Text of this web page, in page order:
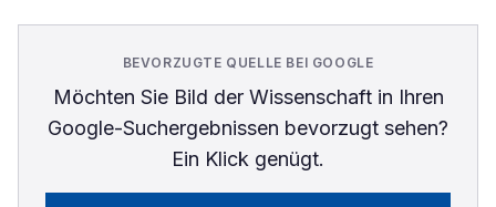
BEVORZUGTE QUELLE BEI GOOGLE
Möchten Sie Bild der Wissenschaftin Ihren
Google-Suchergebnissen bevorzugt sehen?
Ein Klick genügt.